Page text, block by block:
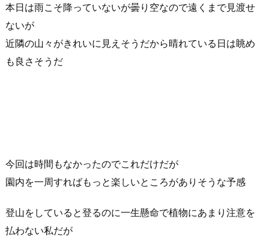
本日は雨こそ降っていないが曇り空なので遠くまで見渡せ
ないが
近隣の山々がきれいに見えそうだから晴れている日は眺め
も良さそうだ
今回は時間もなかったのでこれだけだが
園内を一周すればもっと楽しいところがありそうな予感
登山をしていると登るのに一生懸命で植物にあまり注意を
払わない私だが